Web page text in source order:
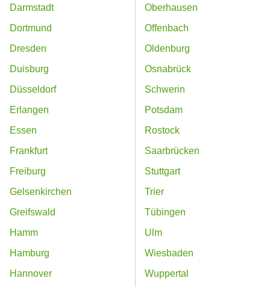
Darmstadt
Dortmund
Dresden
Duisburg
Düsseldorf
Erlangen
Essen
Frankfurt
Freiburg
Gelsenkirchen
Greifswald
Hamm
Hamburg
Hannover
Oberhausen
Offenbach
Oldenburg
Osnabrück
Schwerin
Potsdam
Rostock
Saarbrücken
Stuttgart
Trier
Tübingen
Ulm
Wiesbaden
Wuppertal